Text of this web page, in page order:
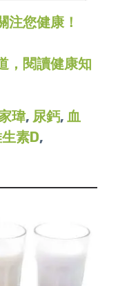
注您健康！
，閱讀健康知
瑋, 尿鈣, 血
素D,